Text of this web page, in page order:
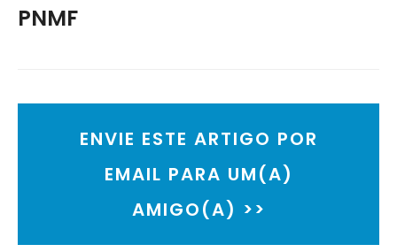
PNMF
ENVIE ESTE ARTIGO POR
EMAIL PARA UM(A)
AMIGO(A) >>